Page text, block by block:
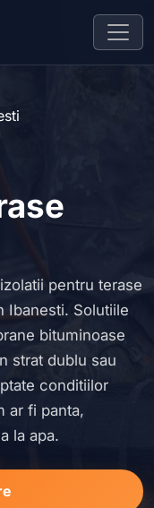
pentru terase
Ibanesti. Solutiile
bituminoase
strat dublu sau
conditiilor
ar fi panta,
la apa.